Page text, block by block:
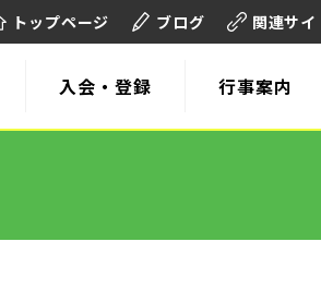
トップページ ブログ 関連サイ
入会・登録 行事案内